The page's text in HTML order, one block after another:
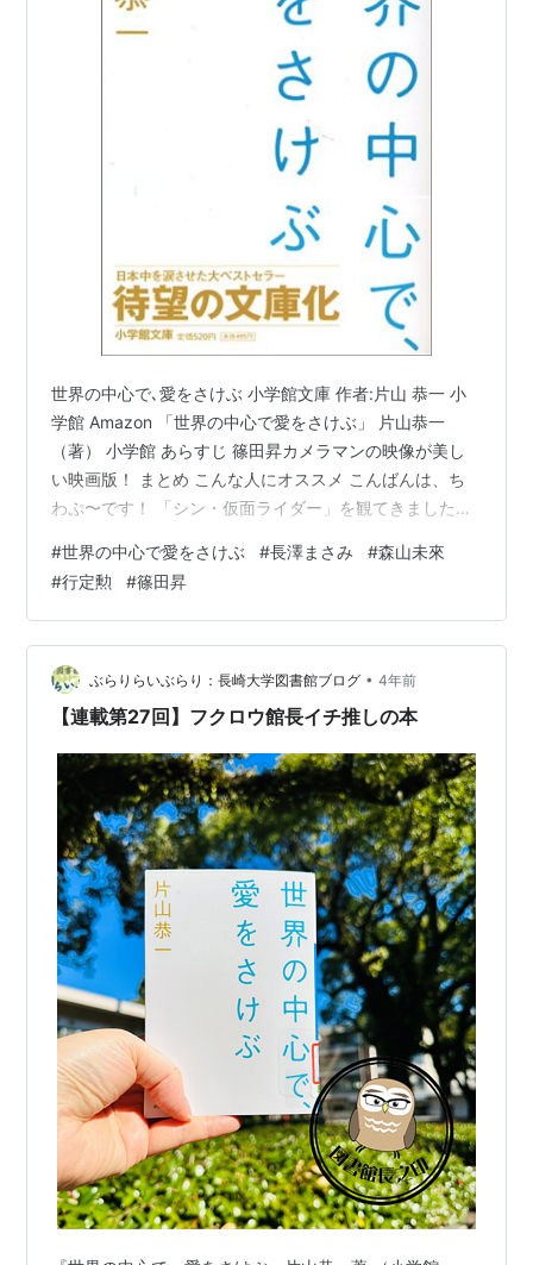
世界の中心で､愛をさけぶ 小学館文庫 作者:片山 恭一 小
学館 Amazon 「世界の中心で愛をさけぶ」 片山恭一
（著） 小学館 あらすじ 篠田昇カメラマンの映像が美し
い映画版！ まとめ こんな人にオススメ こんばんは、ち
わぷ〜です！ 「シン・仮面ライダー」を観てきました！
作品は見逃せず、 初期の仮面ライダーの事に関しては事
前知識一切ナシだったのですが、 柄本佑さんがいつもの
印象とまるっきり違う役を演じられてて、役者さんって
凄いんだな〜と思いながら観てました！ なかなかの豪華
キャストで、長澤まさみさんが「シン・ウルトラマン」
の縁からか、一場面…
#世界の中心で愛をさけぶ #長澤まさみ #森山未來
#行定勲 #篠田昇
ぶらりらいぶらり：長崎大学図書館ブログ • 4年前
【連載第27回】フクロウ館長イチ推しの本